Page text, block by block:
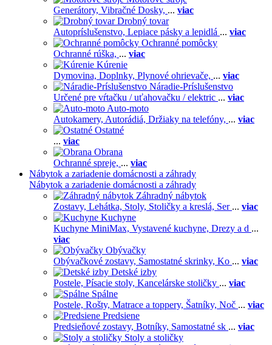
Generátory, Vibračné Dosky, ... viac
Drobný tovar
Autopríslušenstvo, Lepiace pásky a lepidlá ... viac
Ochranné pomôcky
Ochranné rúška, ... viac
Kúrenie
Dymovina, Doplnky, Plynové ohrievače, ... viac
Náradie-Príslušenstvo
Určené pre vŕtačku / uťahovačku / elektric ... viac
Auto-moto
Autokamery, Autorádiá, Držiaky na telefóny, ... viac
Ostatné
... viac
Obrana
Ochranné spreje, ... viac
Nábytok a zariadenie domácnosti a záhrady
Nábytok a zariadenie domácnosti a záhrady
Záhradný nábytok
Zostavy, Lehátka, Stoly, Stoličky a kreslá, Ser ... viac
Kuchyne
Kuchyne MiniMax, Vystavené kuchyne, Drezy a d ...
viac
Obývačky
Obývačkové zostavy, Samostatné skrinky, Ko ... viac
Detské izby
Postele, Písacie stoly, Kancelárske stoličky ... viac
Spálne
Postele, Rošty, Matrace a toppery, Šatníky, Noč ... viac
Predsiene
Predsieňové zostavy, Botníky, Samostatné sk ... viac
Stoly a stoličky